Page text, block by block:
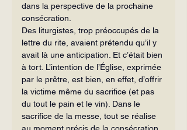
dans la perspective de la prochaine
consécration.
Des liturgistes, trop préoccupés de la
lettre du rite, avaient prétendu qu’il y
avait là une anticipation. Et c’était bien
à tort. L’intention de l’Église, exprimée
par le prêtre, est bien, en effet, d’offrir
la victime même du sacrifice (et pas
du tout le pain et le vin). Dans le
sacrifice de la messe, tout se réalise
au moment précis de la consécration,